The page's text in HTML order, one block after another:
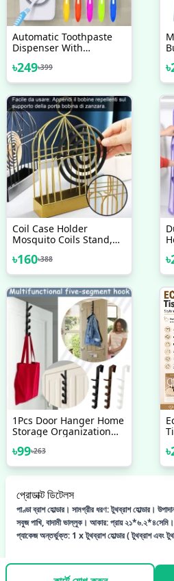
Automatic Toothpaste
Dispenser With
৳249৳399 ৳
Coil Case Holder
Mosquito Coils Stand,
৳160৳388 ৳
1Pcs Door Hanger Home
Storage Organization
৳99৳263 ৳
প্রোডাক্ট ডিটেলস
পাণ্ডা ব্রাশ হোল্ডার। সামগ্রীর ধরণ: টুথব্রাশ হোল্ডার।
সবুজ পাখি, বাদামী ভাল্লুক। আকার: প্রায়
প্যাকেজ অন্তর্ভুক্ত: 1 x টুথব্রাশ হোল্ডার ( টুথব্রাশ এবং